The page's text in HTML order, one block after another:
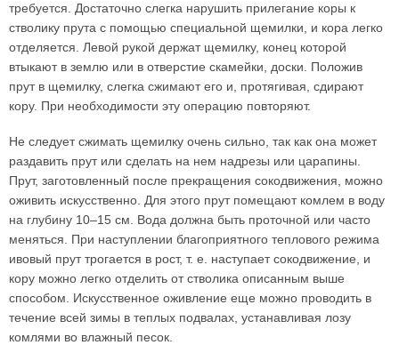
требуется. Достаточно слегка нарушить прилегание коры к
стволику прута с помощью специальной щемилки, и кора легко
отделяется. Левой рукой держат щемилку, конец которой
втыкают в землю или в отверстие скамейки, доски. Положив
прут в щемилку, слегка сжимают его и, протягивая, сдирают
кору. При необходимости эту операцию повторяют.
Не следует сжимать щемилку очень сильно, так как она может
раздавить прут или сделать на нем надрезы или царапины.
Прут, заготовленный после прекращения сокодвижения, можно
оживить искусственно. Для этого прут помещают комлем в воду
на глубину 10–15 см. Вода должна быть проточной или часто
меняться. При наступлении благоприятного теплового режима
ивовый прут трогается в рост, т. е. наступает сокодвижение, и
кору можно легко отделить от стволика описанным выше
способом. Искусственное оживление еще можно проводить в
течение всей зимы в теплых подвалах, устанавливая лозу
комлями во влажный песок.